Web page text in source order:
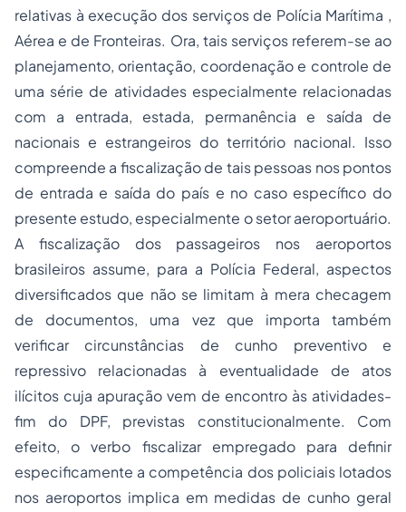
relativas à execução dos serviços de Polícia Marítima ,
Aérea e de Fronteiras. Ora, tais serviços referem-se ao
planejamento, orientação, coordenação e controle de
uma série de atividades especialmente relacionadas
com a entrada, estada, permanência e saída de
nacionais e estrangeiros do território nacional. Isso
compreende a fiscalizaçãode tais pessoas nos pontos
de entrada e saída do país e no caso específico do
presente estudo, especialmente o setor aeroportuário.
A fiscalização dos passageiros nos aeroportos
brasileiros assume, para a Polícia Federal, aspectos
diversificados que não se limitam à mera checagem
de documentos, uma vez que importa também
verificar circunstâncias de cunho preventivo e
repressivo relacionadas à eventualidade de atos
ilícitos cuja apuração vem de encontro às atividades-
fim do DPF, previstas constitucionalmente. Com
efeito, o verbo fiscalizar empregadopara definir
especificamente a competência dos policiais lotados
nos aeroportos implica em medidas de cunho geral